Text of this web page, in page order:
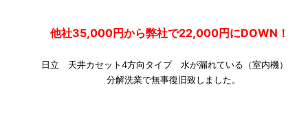
他社35,000円から弊社で22,000円にDOWN！
日立 天井カセット4方向タイプ 水が漏れている（室内機
分解洗業で無事復旧致しました。